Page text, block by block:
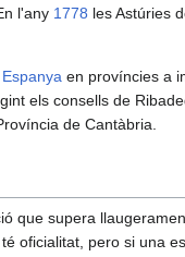
l'any 1778 les Astúries
Espanya en províncies a
els consells de
de Cantàbria.
que supera
oficialitat, pero si una